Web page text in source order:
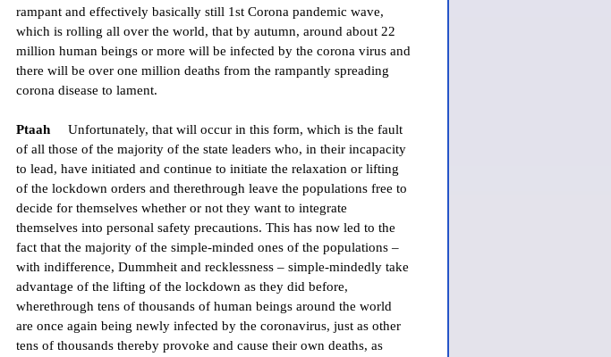
rampant and effectively basically still 1st Corona pandemic wave,
which is rolling all over the world, that by autumn, around about 22
million human beings or more will be infected by the corona virus and
there will be over one million deaths from the rampantly spreading
corona disease to lament.
Ptaah Unfortunately, that will occur in this form, which is the fault
of all those of the majority of the state leaders who, in their incapacity
to lead, have initiated and continue to initiate the relaxation or lifting
of the lockdown orders and therethrough leave the populations free to
decide for themselves whether or not they want to integrate
themselves into personal safety precautions. This has now led to the
fact that the majority of the simple-minded ones of the populations –
with indifference, Dummheit and recklessness – simple-mindedly take
advantage of the lifting of the lockdown as they did before,
wherethrough tens of thousands of human beings around the world
are once again being newly infected by the coronavirus, just as other
tens of thousands thereby provoke and cause their own deaths, as